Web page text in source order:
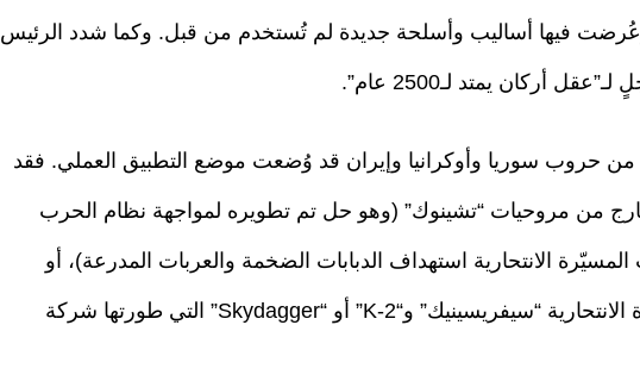
وعُرضت فيها أساليب وأسلحة جديدة لم تُستخدم من قبل. وكما شدد الرئيس
أركان يمتد لـ2500 عام”.
من حروب سوريا وأوكرانيا وإيران قد وُضعت موضع التطبيق العملي. فقد
من مروحيات “تشينوك” (وهو حل تم تطويره لمواجهة نظام الحرب
الانتحارية استهداف الدبابات الضخمة والعربات المدرعة)، أو
هجمات أسراب الطائرات المسيّرة الانتحارية “سيفريسينيك” و“K-2” أو “Skydagger” التي طورتها شركة